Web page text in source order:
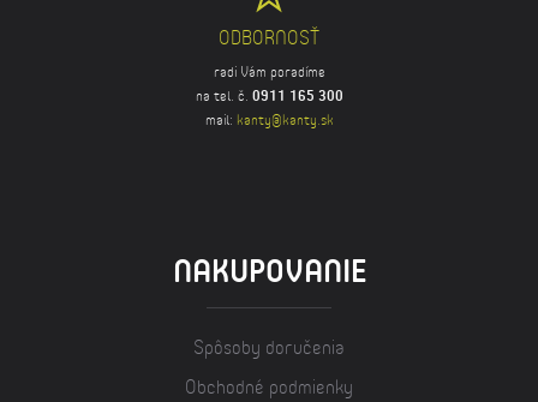
ODBORNOSŤ
radi Vám poradíme
na tel. č. 0911 165 300
mail: kanty@kanty.sk
NAKUPOVANIE
Spôsoby doručenia
Obchodné podmienky